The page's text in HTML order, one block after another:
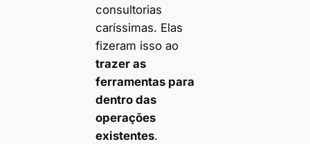
consultorias
caríssimas. Elas
fizeram isso ao
trazer as
ferramentas para
dentro das
operações
existentes.